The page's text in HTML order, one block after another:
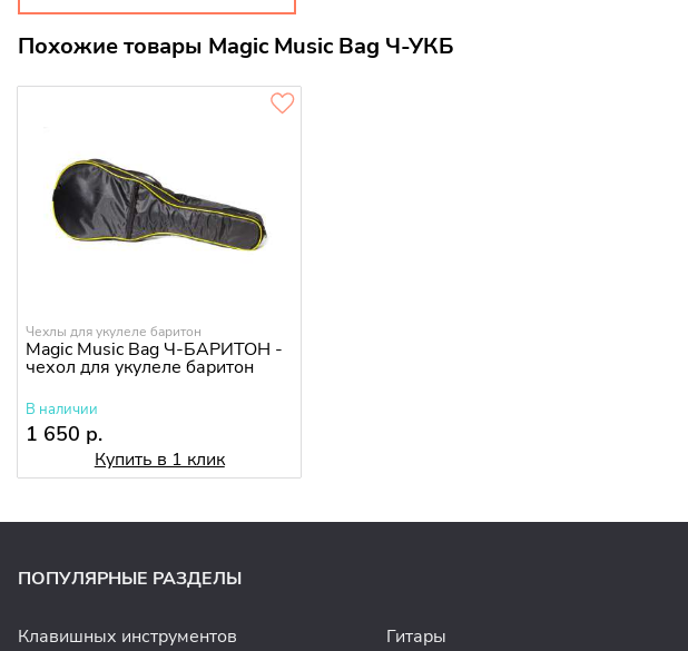
Похожие товары Magic Music Bag Ч-УКБ
Чехлы для укулеле баритон
Magic Music Bag Ч-БАРИТОН -
чехол для укулеле баритон
В наличии
1 650 р.
Купить в 1 клик
ПОПУЛЯРНЫЕ РАЗДЕЛЫ
Клавишных инструментов Гитары